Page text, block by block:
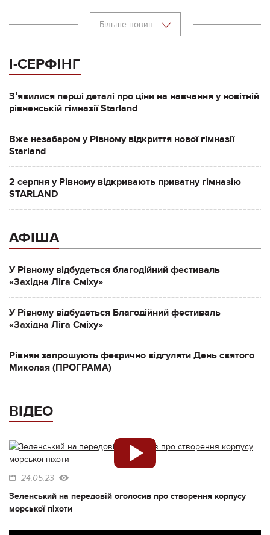
Більше новин
І-СЕРФІНГ
Зʼявилися перші деталі про ціни на навчання у новітній
рівненській гімназії Starland
Вже незабаром у Рівному відкриття нової гімназії
Starland
2 серпня у Рівному відкривають приватну гімназію
STARLAND
АФІША
У Рівному відбудеться благодійний фестиваль
«Західна Ліга Сміху»
У Рівному відбудеться Благодійний фестиваль
«Західна Ліга Сміху»
Рівнян запрошують феєрично відгуляти День святого
Миколая (ПРОГРАМА)
ВІДЕО
24.05.23
Зеленський на передовій оголосив про створення корпусу
морської піхоти